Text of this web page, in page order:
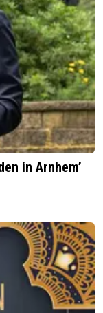
in Arnhem’